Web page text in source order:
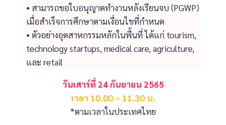
• สามารถขอใบอนุญาตทำงานหลังเรียนจบ (PGWP)
เมื่อสำเร็จการศึกษาตามเงื่อนไขที่กำหนด
• ตัวอย่างอุตสาหกรรมหลักในพื้นที่ ได้แก่ tourism,
technology startups, medical care, agriculture,
และ retail
วันเสาร์ที่ 24 กันยายน 2565
เวลา 10.00 – 11.30 น.
*ตามเวลาในประเทศไทย